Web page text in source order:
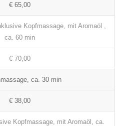
€ 65,00
Kopfmassage, mit Aromaöl ,
ca. 60 min
€ 70,00
ca. 30 min
€ 38,00
Kopfmassage, mit Aromaöl, ca.